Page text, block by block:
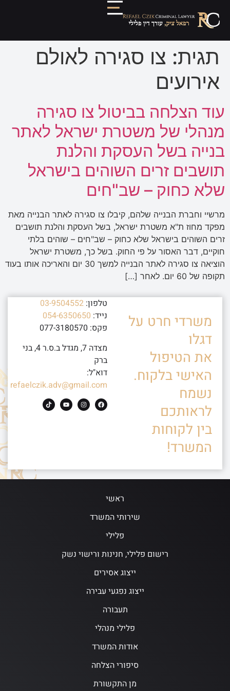
תגית: צו סגירה לאולם
אירועים
עוד הצלחה בביטול צו סגירה
מנהלי של משטרת ישראל לאתר
בנייה בשל העסקת והלנת
תושבים זרים השוהים בישראל
שלא כחוק – שב"חים
מרשיי וחברת הבנייה שלהם, קיבלו צו סגירה לאתר הבנייה מאת
מפקד מחוז ת"א משטרת ישראל, בשל העסקת והלנת תושבים
זרים השוהים בישראל שלא כחוק – שב"חים – שוהים בלתי
חוקיים, דבר האסור על פי החוק. בשל כך, משטרת ישראל
הוציאה צו סגירה לאתר הבנייה למשך 30 יום והאריכה אותו בעוד
תקופה של 60 יום. לאחר […]
משרדי חרט על
דגלו
את הטיפול
האישי בלקוח.
נשמח
לראותכם
בין לקוחות
המשרד!
טלפון: 03-9504552
נייד: 054-6350650
פקס: 077-3180570
מצדה 7, מגדל ב.ס.ר 4, בני
ברק
דוא"ל:
refaelczik.adv@gmail.com
ראשי
שירותי המשרד
פלילי
רישום פלילי, חנינות ורישוי נשק
ייצוג אסירים
ייצוג נפגעי עבירה
תעבורה
פלילי מנהלי
אודות המשרד
סיפורי הצלחה
מן התקשורת